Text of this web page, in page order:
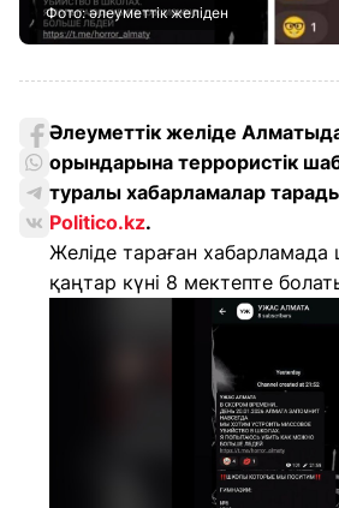
Фото: әлеуметтік желіден
Әлеуметтік желіде
орындарына террористік
туралы хабарламалар
Politico.kz.
Желіде тараған
қаңтар күні 8 мектепте